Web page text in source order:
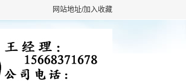
网站地址/加入收藏